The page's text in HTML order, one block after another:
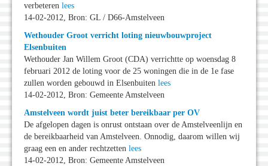
verbeteren lees
14-02-2012, Bron: GL / D66-Amstelveen
Wethouder Groot verricht loting nieuwbouwproject
Elsenbuiten
Wethouder Jan Willem Groot (CDA) verrichtte op woensdag 8
februari 2012 de loting voor de 25 woningen die in de 1e fase
zullen worden gebouwd in Elsenbuiten lees
14-02-2012, Bron: Gemeente Amstelveen
Amstelveen wordt juist beter bereikbaar per OV
De afgelopen dagen is onrust ontstaan over de Amstelveenlijn en
de bereikbaarheid van Amstelveen. Onnodig, daarom willen wij
graag een en ander rechtzetten lees
14-02-2012, Bron: Gemeente Amstelveen